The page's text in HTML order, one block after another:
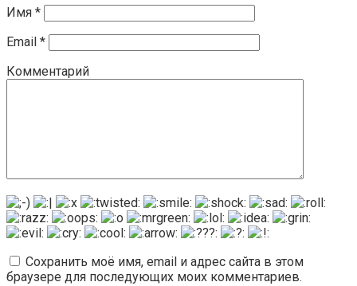
Имя *
Email *
Комментарий
Сохранить моё имя, email и адрес сайта в этом
браузере для последующих моих комментариев.